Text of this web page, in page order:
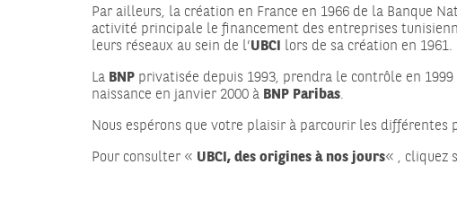
Par ailleurs, la création en France en 1966 de la Banque
activité principale le financement des entreprises
leurs réseaux au sein de l’UBCI lors de sa création en 1961.
La BNP privatisée depuis 1993, prendra le contrôle en
naissance en janvier 2000 à BNP Paribas.
Nous espérons que votre plaisir à parcourir les différentes
Pour consulter « UBCI, des origines à nos jours« , cliquez